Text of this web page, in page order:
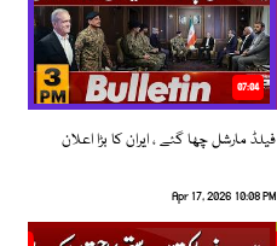
07:04
فیلڈ مارشل چھا گئے ، ایران کا بڑا اعلان
Apr 17, 2026 10:08 PM